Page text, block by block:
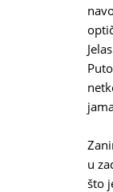
u
što